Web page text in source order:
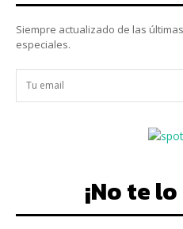
Siempre actualizado de las
especiales.
¡No te